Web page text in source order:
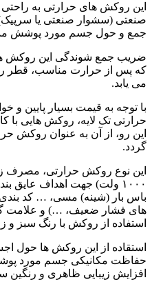
این روکش های حرارتی به
جمع و حول جسم مورد پوشش
که پس از حرارت مناسب، قطر
می یابد.
با توجه به قیمت بسیار پایین
حرارتی تک لایه، روکش هایی با
این رو، از آن به عنوان روکش
گردد.
این نوع روکش حرارتی، مصرف
۱۰۰۰ ولت) جهت اهداف عایق
باس بار (شینه) مسی، … کد بندی
های فشار ضعیف، …) و علامت
استفاده از روکش با رنگ سبز و
استقاده از این روکش ها حول
حفاظت مکانیکی جسم مورد
افزایش زیبایی ظاهری و